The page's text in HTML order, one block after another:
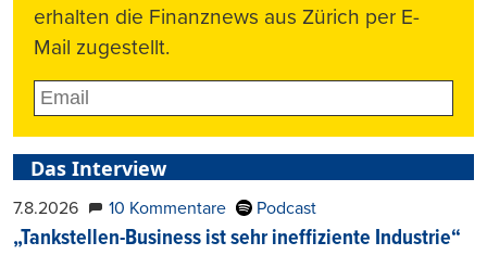
erhalten die Finanznews aus Zürich per E-
Mail zugestellt.
Das Interview
7.8.2026 10 Kommentare Podcast
„Tankstellen-Business ist sehr ineffiziente Industrie“